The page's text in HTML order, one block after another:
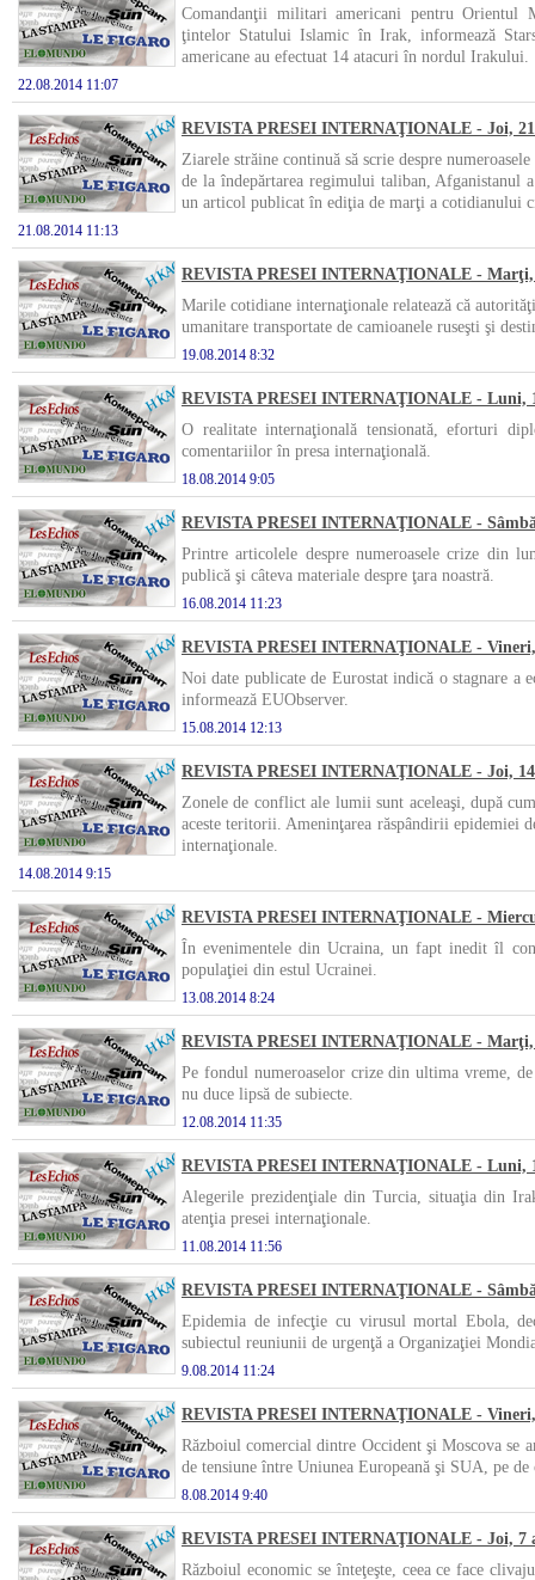
Comandanţii militari americani pentru Orientul
ţintelor Statului Islamic în Irak, informează
americane au efectuat 14 atacuri în nordul Irakului.
22.08.2014 11:07
REVISTA PRESEI INTERNAŢIONALE - Joi, 21
Ziarele străine continuă să scrie despre
de la îndepărtarea regimului taliban, Afganistanul
un articol publicat în ediţia de marţi a cotidianului
21.08.2014 11:13
REVISTA PRESEI INTERNAŢIONALE - Marţi,
Marile cotidiane internaţionale relatează că
umanitare transportate de camioanele ruseşti şi
19.08.2014 8:32
REVISTA PRESEI INTERNAŢIONALE - Luni,
O realitate internaţională tensionată, eforturi
comentariilor în presa internaţională.
18.08.2014 9:05
REVISTA PRESEI INTERNAŢIONALE -
Printre articolele despre numeroasele crize din
publică şi câteva materiale despre ţara noastră.
16.08.2014 11:23
REVISTA PRESEI INTERNAŢIONALE - Vineri,
Noi date publicate de Eurostat indică o stagnare
informează EUObserver.
15.08.2014 12:13
REVISTA PRESEI INTERNAŢIONALE - Joi, 14
Zonele de conflict ale lumii sunt aceleaşi, după
aceste teritorii. Ameninţarea răspândirii epidemiei
internaţionale.
14.08.2014 9:15
REVISTA PRESEI INTERNAŢIONALE -
În evenimentele din Ucraina, un fapt inedit îl
populaţiei din estul Ucrainei.
13.08.2014 8:24
REVISTA PRESEI INTERNAŢIONALE - Marţi,
Pe fondul numeroaselor crize din ultima vreme,
nu duce lipsă de subiecte.
12.08.2014 11:35
REVISTA PRESEI INTERNAŢIONALE - Luni,
Alegerile prezidenţiale din Turcia, situaţia din
atenţia presei internaţionale.
11.08.2014 11:56
REVISTA PRESEI INTERNAŢIONALE -
Epidemia de infecţie cu virusul mortal Ebola,
subiectul reuniunii de urgenţă a Organizaţiei
9.08.2014 11:24
REVISTA PRESEI INTERNAŢIONALE - Vineri,
Războiul comercial dintre Occident şi Moscova
de tensiune între Uniunea Europeană şi SUA, pe
8.08.2014 9:40
REVISTA PRESEI INTERNAŢIONALE - Joi, 7
Războiul economic se înteţeşte, ceea ce face